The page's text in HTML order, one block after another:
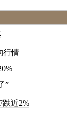
行情
”
跌近2%